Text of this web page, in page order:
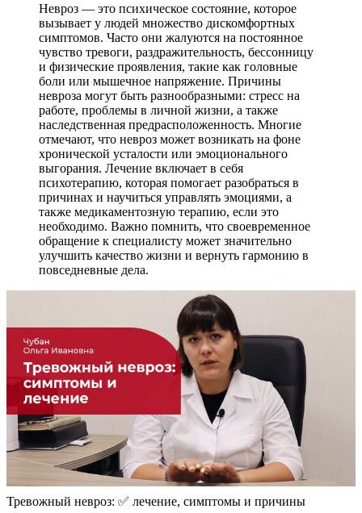
Невроз — это психическое состояние, которое
вызывает у людей множество дискомфортных
симптомов. Часто они жалуются на постоянное
чувство тревоги, раздражительность, бессонницу
и физические проявления, такие как головные
боли или мышечное напряжение. Причины
невроза могут быть разнообразными: стресс на
работе, проблемы в личной жизни, а также
наследственная предрасположенность. Многие
отмечают, что невроз может возникать на фоне
хронической усталости или эмоционального
выгорания. Лечение включает в себя
психотерапию, которая помогает разобраться в
причинах и научиться управлять эмоциями, а
также медикаментозную терапию, если это
необходимо. Важно помнить, что своевременное
обращение к специалисту может значительно
улучшить качество жизни и вернуть гармонию в
повседневные дела.
Тревожный невроз: ✅ лечение, симптомы и причины